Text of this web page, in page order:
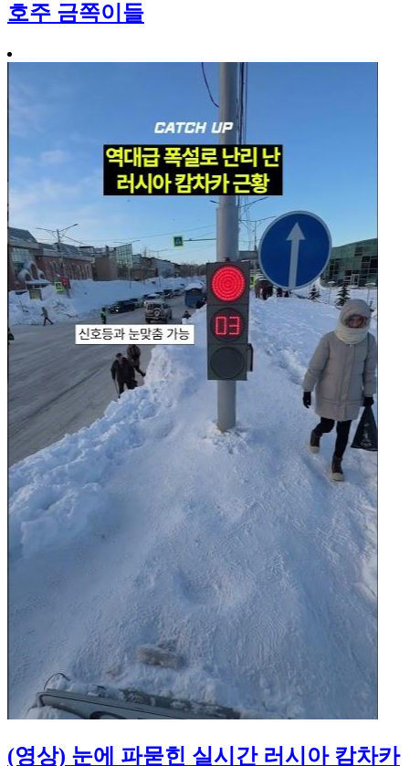
호주 금쪽이들
(영상) 눈에 파묻힌 실시간 러시아 캄차카